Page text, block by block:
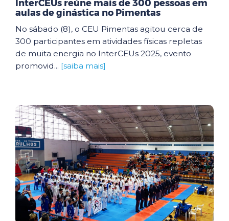
InterCEUs reúne mais de 300 pessoas em
aulas de ginástica no Pimentas
No sábado (8), o CEU Pimentas agitou cerca de
300 participantes em atividades físicas repletas
de muita energia no InterCEUs 2025, evento
promovid... [saiba mais]